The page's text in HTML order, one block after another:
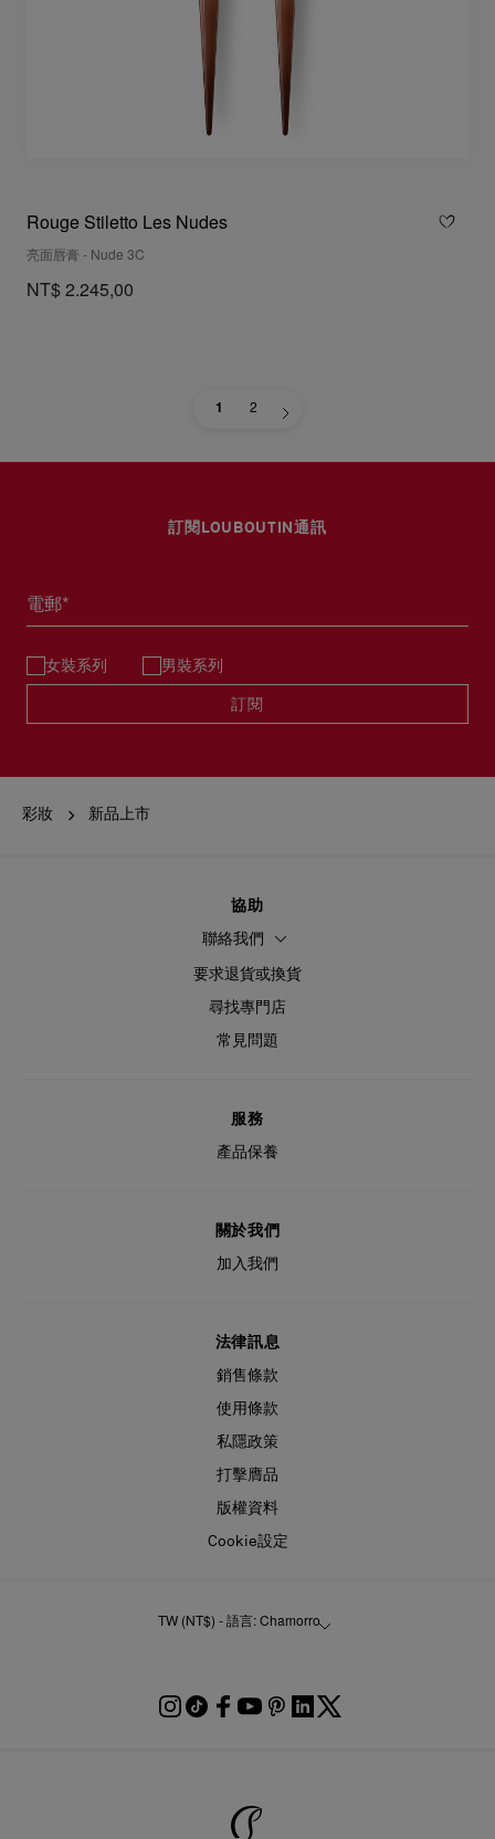
Rouge Stiletto Les Nudes
亮面唇膏 - Nude 3C
NT$ 2.245,00
1 2
訂閱LOUBOUTIN通訊
電郵*
女裝系列 男裝系列
訂閱
彩妝 新品上市
協助
聯絡我們
要求退貨或換貨
尋找專門店
常見問題
服務
產品保養
關於我們
加入我們
法律訊息
銷售條款
使用條款
私隱政策
打擊膺品
版權資料
Cookie設定
TW (NT$) - 語言: Chamorro